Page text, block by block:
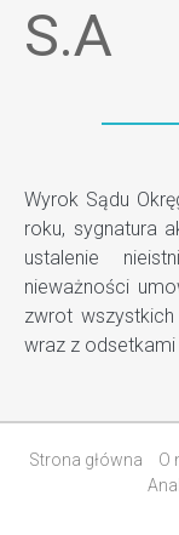
S.A
Wyrok Sądu
roku, sygnatura
ustalenie
nieważności
zwrot
wraz z
Strona główna O